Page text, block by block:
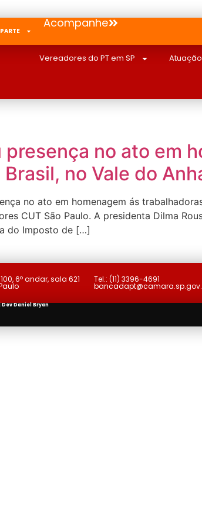
Acompanhe
Vereadores do PT em SP
presença no ato em
no Vale do
no ato em homenagem ás
CUT São Paulo. A presidenta Dilma
do Imposto de […]
6º andar, sala 621 Tel.: (11) 3396-4691
DevDaniel Bryan